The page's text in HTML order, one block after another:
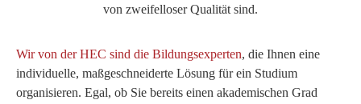
von zweifelloser Qualität sind.
Wir von der HEC sind die Bildungsexperten, die Ihnen eine
individuelle, maßgeschneiderte Lösung für ein Studium
organisieren. Egal, ob Sie bereits einen akademischen Grad